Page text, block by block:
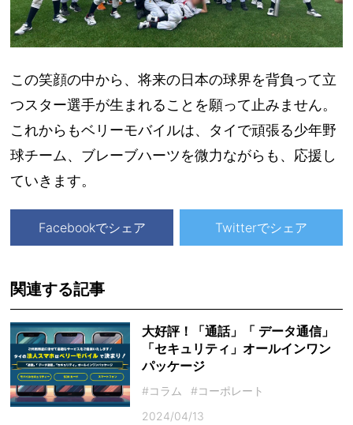
この笑顔の中から、将来の日本の球界を背負って立
つスター選手が生まれることを願って止みません。
これからもベリーモバイルは、タイで頑張る少年野
球チーム、ブレーブハーツを微力ながらも、応援し
ていきます。
Facebookでシェア Twitterでシェア
関連する記事
大好評！「通話」「 データ通信」
「セキュリティ」オールインワン
パッケージ
#コラム
#コーポレート
2024/04/13